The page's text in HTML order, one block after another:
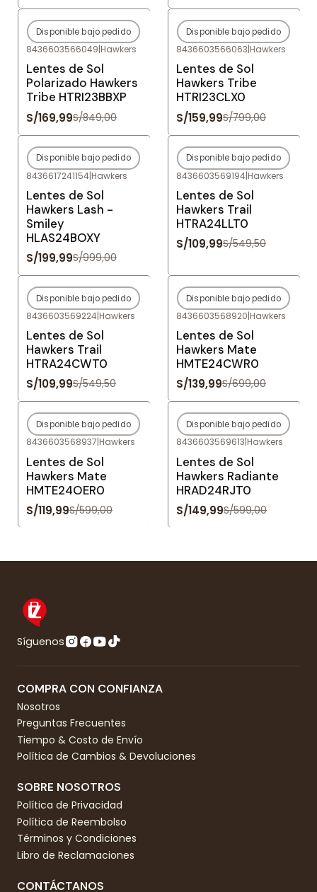
-80%OFF
Agotado
Disponible bajo pedido
8436603566049|Hawkers
Lentes de Sol
Polarizado Hawkers
Tribe HTRI23BBXP
S/169,99S/849,00
-80%OFF
Agotado
Disponible bajo pedido
8436603566063|Hawkers
Lentes de Sol
Hawkers Tribe
HTRI23CLX0
S/159,99S/799,00
-80%OFF
Agotado
Disponible bajo pedido
8436617241154|Hawkers
Lentes de Sol
Hawkers Lash -
Smiley
HLAS24BOXY
S/199,99S/999,00
-80%OFF
Agotado
Disponible bajo pedido
8436603569194|Hawkers
Lentes de Sol
Hawkers Trail
HTRA24LLT0
S/109,99S/549,50
-80%OFF
Agotado
Disponible bajo pedido
8436603569224|Hawkers
Lentes de Sol
Hawkers Trail
HTRA24CWT0
S/109,99S/549,50
-80%OFF
Agotado
Disponible bajo pedido
8436603568920|Hawkers
Lentes de Sol
Hawkers Mate
HMTE24CWR0
S/139,99S/699,00
-80%OFF
Agotado
Disponible bajo pedido
8436603568937|Hawkers
Lentes de Sol
Hawkers Mate
HMTE24OER0
S/119,99S/599,00
-75%OFF
Agotado
Disponible bajo pedido
8436603569613|Hawkers
Lentes de Sol
Hawkers Radiante
HRAD24RJT0
S/149,99S/599,00
Síguenos
COMPRA CON CONFIANZA
Nosotros
Preguntas Frecuentes
Tiempo & Costo de Envío
Política de Cambios & Devoluciones
SOBRE NOSOTROS
Política de Privacidad
Política de Reembolso
Términos y Condiciones
Libro de Reclamaciones
CONTÁCTANOS